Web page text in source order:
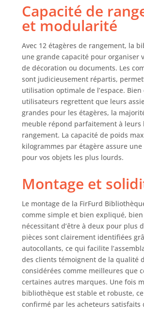
fabriquée
panneaux
haute
panneaux
cm
capacité
allant
par
De plus,
à la
noire une
une
plus de
nous vous
fixer la
etagere
au mur à
dispositif
inclus
et
Capacité de
et modularité
Avec 12 étagères de rangement, la
une grande capacité pour organiser
de décoration ou documents. Les
sont judicieusement répartis,
utilisation optimale de l’espace.
utilisateurs regrettent que leurs
grandes pour les étagères, la
meuble répond parfaitement à leurs
rangement. La capacité de poids
kilogrammes par étagère assure
pour vos objets les plus lourds.
Montage et
Le montage de la FirFurd
comme simple et bien expliqué,
nécessitant d’être à deux pour plus
pièces sont clairement identifiées
autocollants, ce qui facilite
des clients témoignent de la qualité
considérées comme meilleures que
certaines autres marques. Une fois
bibliothèque est stable et robuste,
confirmé par les acheteurs satisfaits